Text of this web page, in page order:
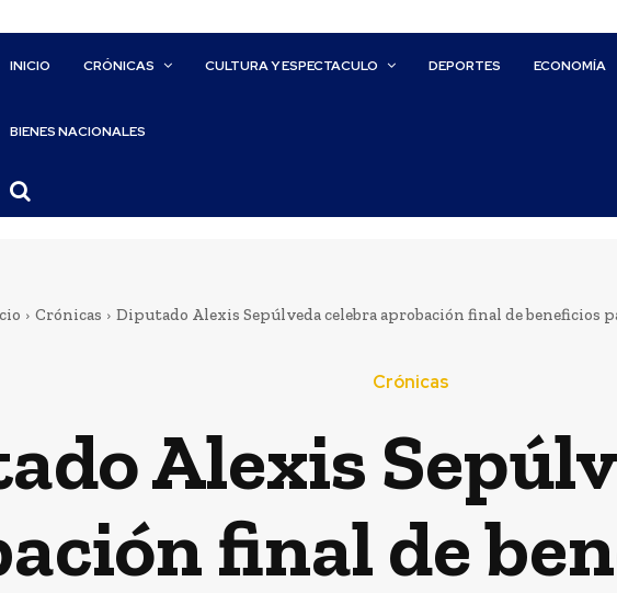
INICIO CRÓNICAS CULTURA Y ESPECTACULO DEPORTES ECONOMÍA
BIENES NACIONALES
Crónicas Diputado Alexis Sepúlveda celebra aprobación final de beneficios
Crónicas
Alexis
final de